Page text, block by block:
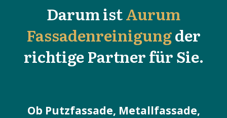
Darum istAurum
Fassadenreinigungder
richtige Partner für Sie.
Ob Putzfassade, Metallfassade,